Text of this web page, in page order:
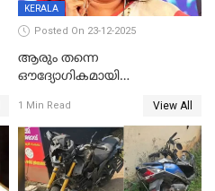
KERALA
Posted On 23-12-2025
ആരും തന്നെ
ഔദ്യോഗികമായി
കണ്ടെത്താൻ ഇന്ന് കോർ
കമ്മിറ്റി കൂടിയില്ല';
അതൃപ്തിയുമായി ദീപ്തി മേരി
വർഗീസ്
1 Min Read View All